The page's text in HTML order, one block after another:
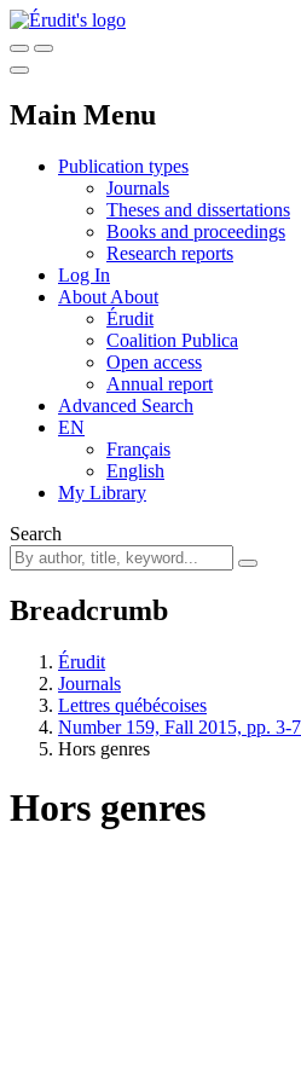
Main Menu
Publication types
Journals
Theses and dissertations
Books and proceedings
Research reports
Log In
About About
Érudit
Coalition Publica
Open access
Annual report
Advanced Search
EN
Français
English
My Library
Search
Breadcrumb
Érudit
Journals
Lettres québécoises
Number 159, Fall 2015, pp. 3-
Hors genres
Hors genres